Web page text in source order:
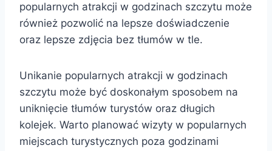
popularnych atrakcji w godzinach szczytu może
również pozwolić na lepsze doświadczenie
oraz lepsze zdjęcia bez tłumów w tle.
Unikanie popularnych atrakcji w godzinach
szczytu może być doskonałym sposobem na
uniknięcie tłumów turystów oraz długich
kolejek. Warto planować wizyty w popularnych
miejscach turystycznych poza godzinami